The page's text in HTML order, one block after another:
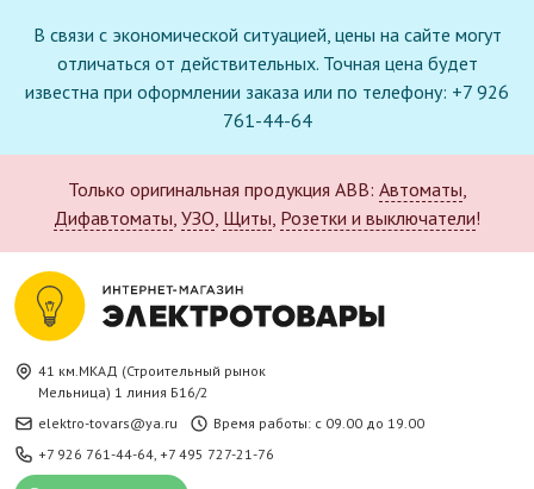
В связи с экономической ситуацией, цены на сайте могут
отличаться от действительных. Точная цена будет
известна при оформлении заказа или по телефону: +7 926
761-44-64
Только оригинальная продукция ABB: Автоматы,
Дифавтоматы, УЗО, Щиты, Розетки и выключатели!
41 км.МКАД (Строительный рынок
Мельница) 1 линия Б16/2
elektro-tovars@ya.ru
Время работы: с 09.00 до 19.00
+7 926 761-44-64, +7 495 727-21-76